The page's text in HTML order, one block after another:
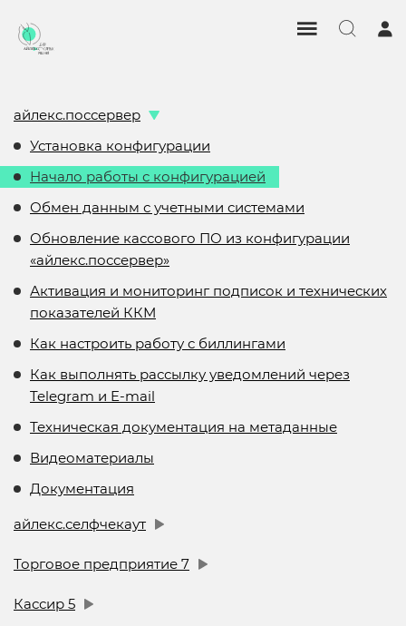
айлекс.поссервер
Установка конфигурации
Начало работы с конфигурацией
Обмен данным с учетными системами
Обновление кассового ПО из конфигурации
«айлекс.поссервер»
Активация и мониторинг подписок и технических
показателей ККМ
Как настроить работу с биллингами
Как выполнять рассылку уведомлений через
Telegram и E-mail
Техническая документация на метаданные
Видеоматериалы
Документация
айлекс.селфчекаут
Торговое предприятие 7
Кассир 5